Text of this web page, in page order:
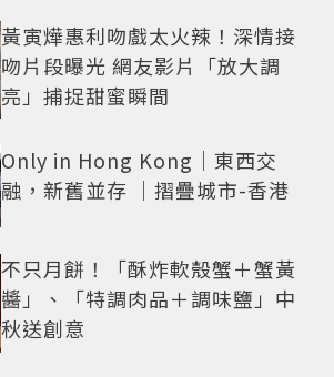
黃寅燁惠利吻戲太火辣！深情接
吻片段曝光 網友影片「放大調
亮」捕捉甜蜜瞬間
Only in Hong Kong｜東西交
融，新舊並存 ｜摺疊城市-香港
不只月餅！「酥炸軟殼蟹＋蟹黃
醬」、「特調肉品＋調味鹽」中
秋送創意